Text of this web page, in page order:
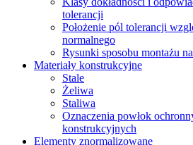
tolerancji
Położenie pól tolerancji
normalnego
Rysunki sposobu montażu
Materiały konstrukcyjne
Stale
Żeliwa
Staliwa
Oznaczenia powłok
konstrukcyjnych
Elementy znormalizowane